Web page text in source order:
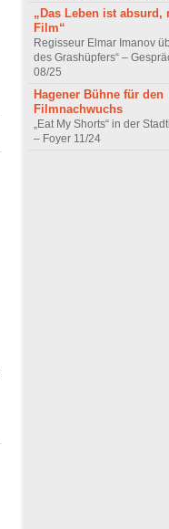
„Das Leben ist absurd,
Film“
Regisseur Elmar Imanov
des Grashüpfers“ –
08/25
Hagener Bühne für den
Filmnachwuchs
„Eat My Shorts“ in der
– Foyer 11/24